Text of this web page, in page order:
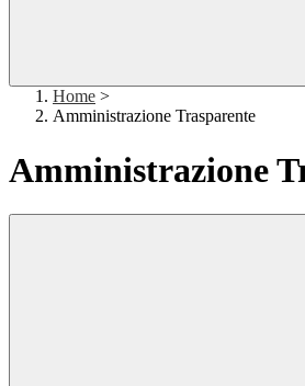
Home >
Amministrazione Trasparente
Amministrazione